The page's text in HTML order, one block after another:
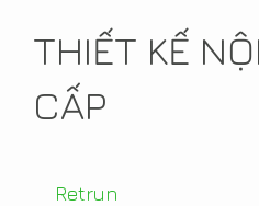
THIẾT KẾ
CẤP
Retrun